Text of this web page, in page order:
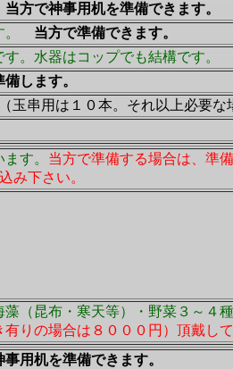
当方で神事用机を準備できます。
当方で準備できます。
。水器はコップでも結構です。
します。
（玉串用は１０本。それ以上必要な
す。 当方で準備する場合は、準
み下さい。
（昆布・寒天等）・野菜３～４
りの場合は８０００円）頂戴し
事用机を準備できます。